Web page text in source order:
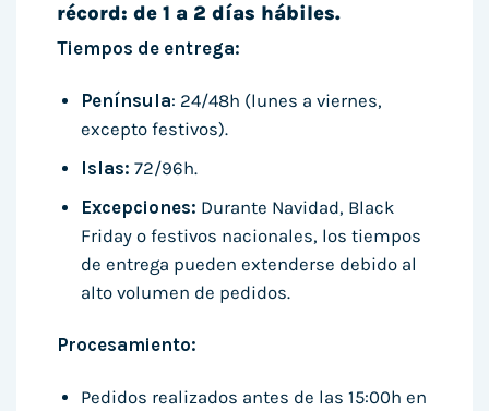
récord: de 1 a 2 días hábiles.
Tiempos de entrega:
Península: 24/48h (lunes a viernes,
excepto festivos).
Islas: 72/96h.
Excepciones: Durante Navidad, Black
Friday o festivos nacionales, los tiempos
de entrega pueden extenderse debido al
alto volumen de pedidos.
Procesamiento:
Pedidos realizados antes de las 15:00h en